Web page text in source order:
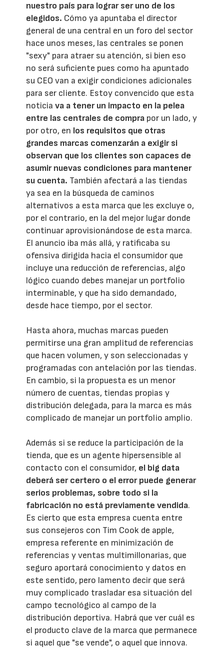
nuestro país para lograr ser uno de los
elegidos. Cómo ya apuntaba el director
general de una central en un foro del sector
hace unos meses, las centrales se ponen
"sexy" para atraer su atención, si bien eso
no será suficiente pues como ha apuntado
su CEO van a exigir condiciones adicionales
para ser cliente. Estoy convencido que esta
noticiava a tener un impacto en la pelea
entre las centrales de compra por un lado, y
por otro, en los requisitos que otras
grandes marcas comenzarán a exigir si
observan que los clientes son capaces de
asumir nuevas condiciones para mantener
su cuenta. También afectará a las tiendas
ya sea en la búsqueda de caminos
alternativos a esta marca que les excluye o,
por el contrario, en la del mejor lugar donde
continuar aprovisionándose de esta marca.
El anuncio iba más allá, y ratificaba su
ofensiva dirigida hacia el consumidor que
incluye una reducción de referencias, algo
lógico cuando debes manejar un portfolio
interminable, y que ha sido demandado,
desde hace tiempo, por el sector.
Hasta ahora, muchas marcas pueden
permitirse una gran amplitud de referencias
que hacen volumen, y son seleccionadas y
programadas con antelación por las tiendas.
En cambio, si la propuesta es un menor
número de cuentas, tiendas propias y
distribución delegada, para la marca es más
complicado de manejar un portfolio amplio.
Además si se reduce la participación de la
tienda, que es un agente hipersensible al
contacto con el consumidor, el big data
deberá ser certero o el error puede generar
serios problemas, sobre todo si la
fabricación no está previamente vendida.
Es cierto que esta empresa cuenta entre
sus consejeros con Tim Cook de apple,
empresa referente en minimización de
referencias y ventas multimillonarias, que
seguro aportará conocimiento y datos en
este sentido, pero lamento decir que será
muy complicado trasladar esa situación del
campo tecnológico al campo de la
distribución deportiva. Habrá que ver cuál es
el producto clave de la marca que permanece
si aquel que "se vende", o aquel que innova.